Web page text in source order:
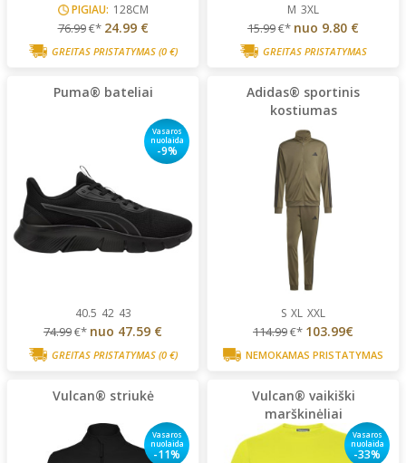
PIGIAU: 128CM
76.99€* 24.99 €
GREITAS PRISTATYMAS (0 €)
M 3XL
15.99€* nuo 9.80 €
GREITAS PRISTATYMAS
Puma® bateliai
Vasaros
nuolaida
-9%
40.5 42 43
74.99€* nuo 47.59 €
GREITAS PRISTATYMAS (0 €)
Adidas® sportinis
kostiumas
S XL XXL
114.99€* 103.99€
NEMOKAMAS PRISTATYMAS
Vulcan® striukė
Vasaros
nuolaida
-11%
Vulcan® vaikiški
marškinėliai
Vasaros
nuolaida
-33%